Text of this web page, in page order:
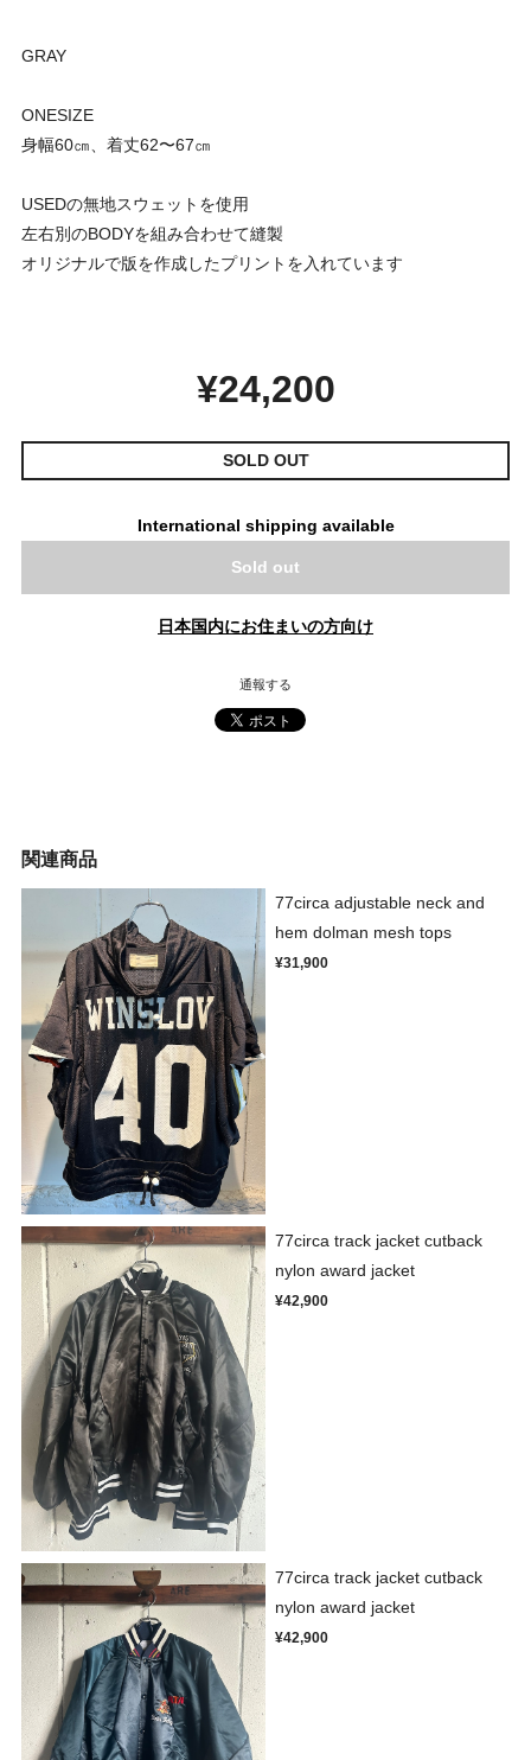
GRAY
ONESIZE
身幅60㎝、着丈62〜67㎝
USEDの無地スウェットを使用
左右別のBODYを組み合わせて縫製
オリジナルで版を作成したプリントを入れています
¥24,200
SOLD OUT
International shipping available
Sold out
日本国内にお住まいの方向け
通報する
関連商品
77circa adjustable neck and
hem dolman mesh tops
¥31,900
77circa track jacket cutback
nylon award jacket
¥42,900
77circa track jacket cutback
nylon award jacket
¥42,900